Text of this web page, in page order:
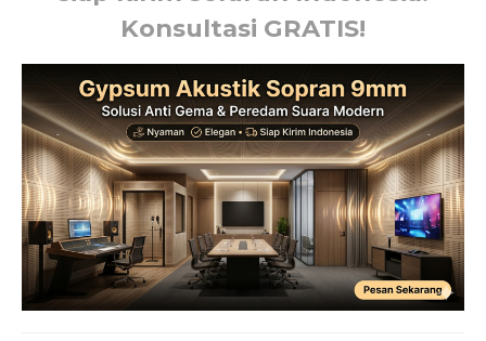
Konsultasi GRATIS!